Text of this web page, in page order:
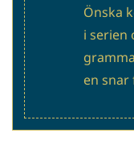
Önska
i serien
en